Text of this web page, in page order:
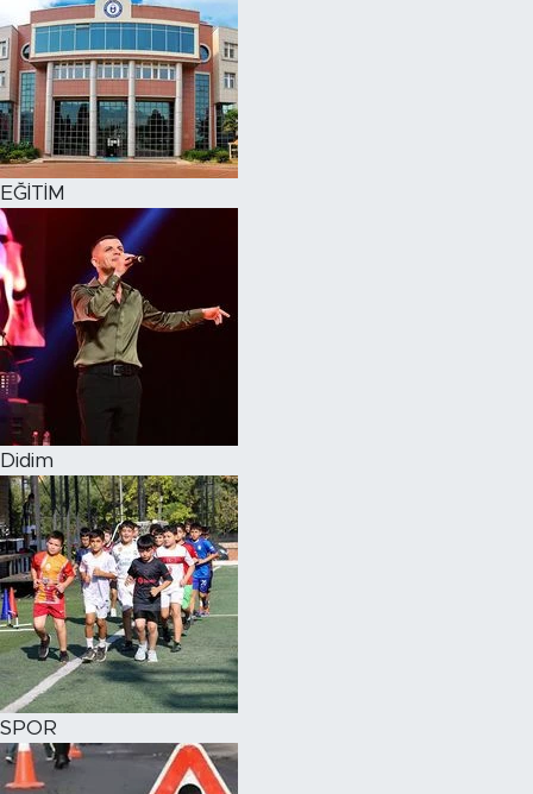
EĞİTİM
Didim
SPOR